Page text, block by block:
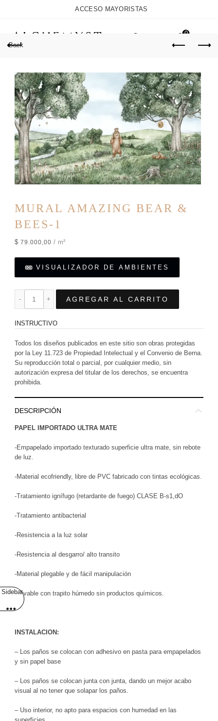
ACCESO MAYORISTAS
0
Back
MURAL AMAZING BEAR &
BEES-1
$ 79.000,00 / m²
VISUALIZADOR DE AMBIENTES
AGREGAR AL CARRITO
INSTRUCTIVO
Todos los diseños publicados en este sitio son obras protegidas
por la Ley 11.723 de Propiedad Intelectual y el Convenio de Berna.
Su reproducción total o parcial, por cualquier medio, sin
autorización expresa del titular de los derechos, se encuentra
prohibida.
DESCRIPCIÓN
PAPEL IMPORTADO ULTRA MATE
-Empapelado importado texturado superficie ultra mate, sin rebote
de luz.
-Material ecofriendly, libre de PVC fabricado con tintas ecológicas.
-Tratamiento ignífugo (retardante de fuego) CLASE B-s1,dO
-Tratamiento antibacterial
-Resistencia a la luz solar
-Resistencia al desgarro/ alto transito
-Material plegable y de fácil manipulación
-Lavable con trapito húmedo sin productos químicos.
INSTALACION:
– Los paños se colocan con adhesivo en pasta para empapelados
y sin papel base
– Los paños se colocan junta con junta, dando un mejor acabo
visual al no tener que solapar los paños.
– Uso interior, no apto para espacios con humedad en las
Sidebar